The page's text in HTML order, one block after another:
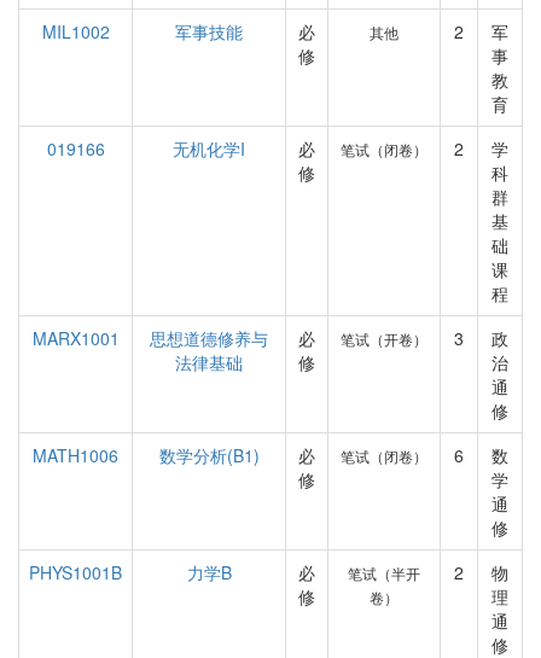
MIL1002
军事技能
必
修
其他 2
军
事
教
育
019166
无机化学I
必
修
笔试（闭卷） 2
学
科
群
基
础
课
程
MARX1001
思想道德修养与
法律基础
必
修
笔试（开卷） 3
政
治
通
修
MATH1006
数学分析(B1)
必
修
笔试（闭卷） 6
数
学
通
修
PHYS1001B
力学B
必
修
笔试（半开
卷）
2
物
理
通
修